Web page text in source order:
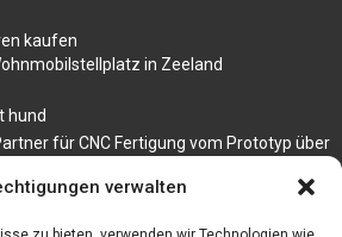
verwalten
kaufen
in Zeeland
hund
für CNC Fertigung vom Prototyp über